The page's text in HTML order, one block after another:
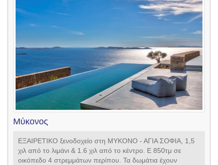
Μύκονος
ΕΞΑΙΡΕΤΙΚΟ ξενοδοχείο στη ΜΥΚΟΝΟ - ΑΓΙΑ ΣΟΦΙΑ, 1,5
χιλ από το λιμάνι & 1.6 χιλ από το κέντρο. Ε 850τμ σε
οικόπεδο 4 στρεμμάτων περίπου. Τα δωμάτια έχουν